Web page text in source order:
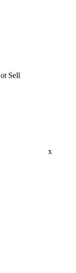
Sell
x